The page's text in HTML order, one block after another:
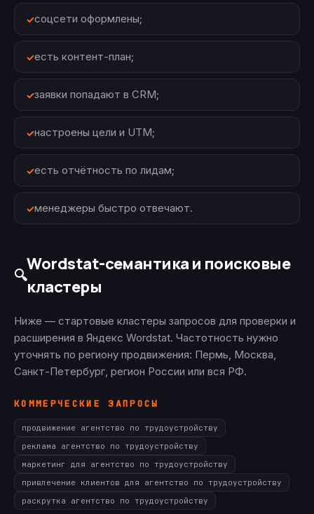
соцсети оформлены;
есть контент-план;
заявки попадают в CRM;
настроены цели и UTM;
есть отчётность по лидам;
менеджеры быстро отвечают.
🔍
Wordstat-семантика и поисковые
кластеры
Ниже — стартовые кластеры запросов для проверки и
расширения в Яндекс Wordstat. Частотность нужно
уточнять по региону продвижения: Пермь, Москва,
Санкт-Петербург, регион России или вся РФ.
КОММЕРЧЕСКИЕ ЗАПРОСЫ
продвижение агентство по трудоустройству
реклама агентство по трудоустройству
маркетинг для агентство по трудоустройству
привлечение клиентов для агентство по трудоустройству
раскрутка агентство по трудоустройству